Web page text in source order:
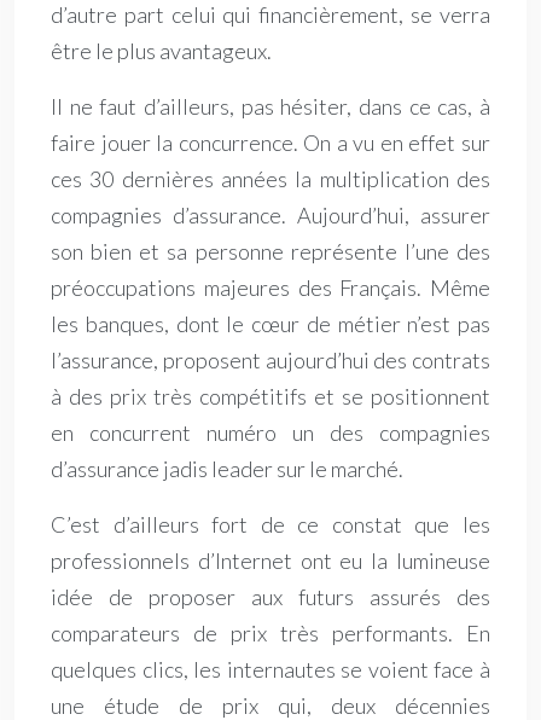
d’autre part celui qui financièrement, se verra
être le plus avantageux.
Il ne faut d’ailleurs, pas hésiter, dans ce cas, à
faire jouer la concurrence. On a vu en effet sur
ces 30 dernières années la multiplication des
compagnies d’assurance. Aujourd’hui, assurer
son bien et sa personne représente l’une des
préoccupations majeures des Français. Même
les banques, dont le cœur de métier n’est pas
l’assurance, proposent aujourd’hui des contrats
à des prix très compétitifs et se positionnent
en concurrent numéro un des compagnies
d’assurance jadis leader sur le marché.
C’est d’ailleurs fort de ce constat que les
professionnels d’Internet ont eu la lumineuse
idée de proposer aux futurs assurés des
comparateurs de prix très performants. En
quelques clics, les internautes se voient face à
une étude de prix qui, deux décennies